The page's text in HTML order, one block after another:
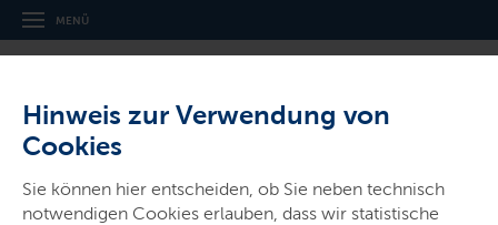
Hinweis zur Verwendung von
Cookies
Sie können hier entscheiden, ob Sie neben technisch
notwendigen Cookies erlauben, dass wir statistische
MENÜ